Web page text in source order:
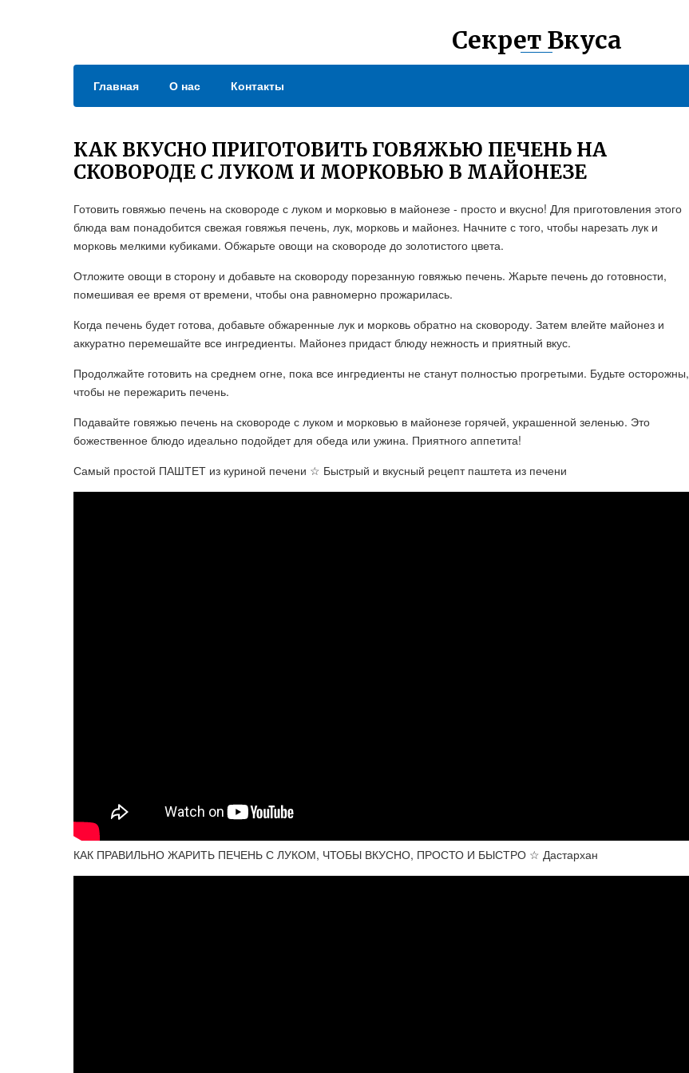
Секрет Вкуса
Главная О нас Контакты
КАК ВКУСНО ПРИГОТОВИТЬ ГОВЯЖЬЮ ПЕЧЕНЬ НА
СКОВОРОДЕ С ЛУКОМ И МОРКОВЬЮ В МАЙОНЕЗЕ
Готовить говяжью печень на сковороде с луком и морковью в майонезе - просто и вкусно! Для приготовления этого
блюда вам понадобится свежая говяжья печень, лук, морковь и майонез. Начните с того, чтобы нарезать лук и
морковь мелкими кубиками. Обжарьте овощи на сковороде до золотистого цвета.
Отложите овощи в сторону и добавьте на сковороду порезанную говяжью печень. Жарьте печень до готовности,
помешивая ее время от времени, чтобы она равномерно прожарилась.
Когда печень будет готова, добавьте обжаренные лук и морковь обратно на сковороду. Затем влейте майонез и
аккуратно перемешайте все ингредиенты. Майонез придаст блюду нежность и приятный вкус.
Продолжайте готовить на среднем огне, пока все ингредиенты не станут полностью прогретыми. Будьте осторожны,
чтобы не пережарить печень.
Подавайте говяжью печень на сковороде с луком и морковью в майонезе горячей, украшенной зеленью. Это
божественное блюдо идеально подойдет для обеда или ужина. Приятного аппетита!
Самый простой ПАШТЕТ из куриной печени ☆ Быстрый и вкусный рецепт паштета из печени
КАК ПРАВИЛЬНО ЖАРИТЬ ПЕЧЕНЬ С ЛУКОМ, ЧТОБЫ ВКУСНО, ПРОСТО И БЫСТРО ☆ Дастархан